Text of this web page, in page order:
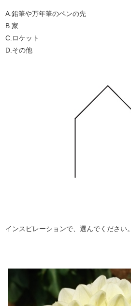
A.鉛筆や万年筆のペンの先
B.家
C.ロケット
D.その他
インスピレーションで、選んでください。